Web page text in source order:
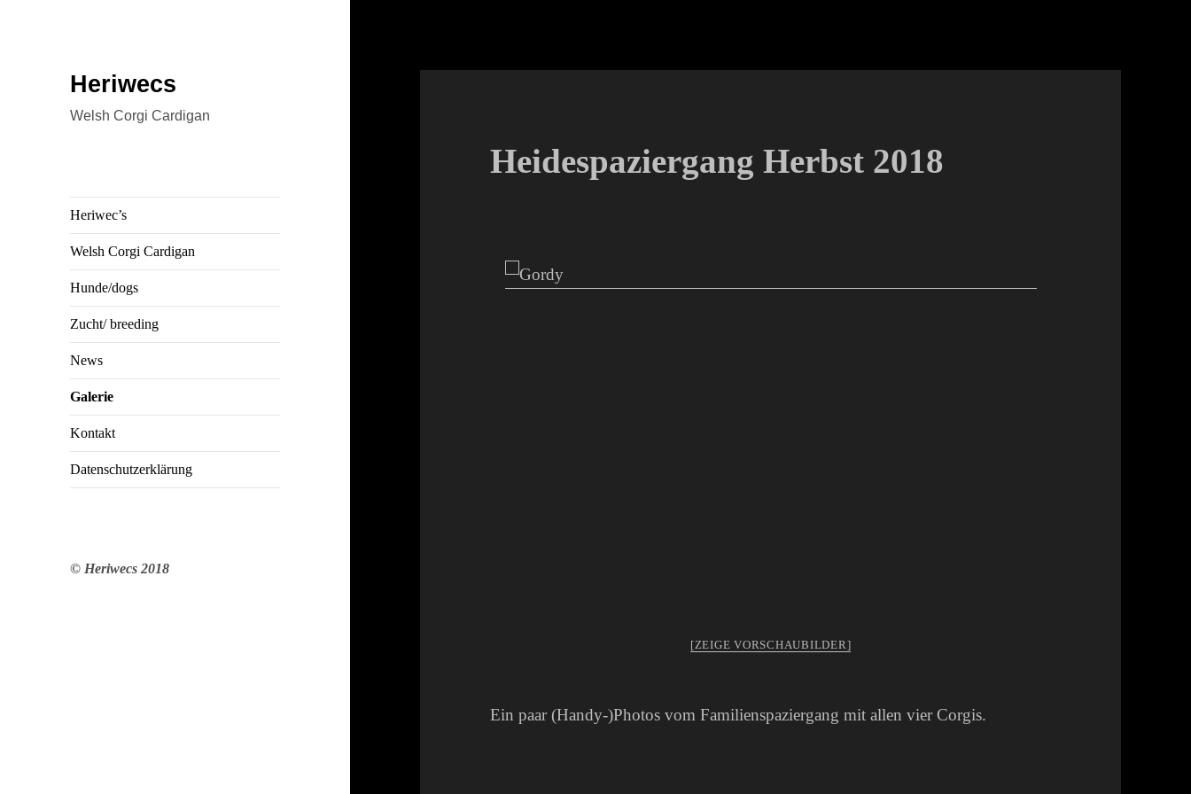
Heriwecs
Welsh Corgi Cardigan
Heriwec’s
Welsh Corgi Cardigan
Hunde/dogs
Zucht/ breeding
News
Galerie
Kontakt
Datenschutzerklärung
© Heriwecs 2018
Heidespaziergang Herbst 2018
[ZEIGE VORSCHAUBILDER]
Ein paar (Handy-)Photos vom Familienspaziergang mit allen vier Corgis.